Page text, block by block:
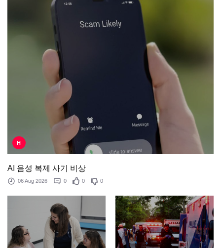
H
AI 음성 복제 사기 비상
06 Aug 2026 0 0 0